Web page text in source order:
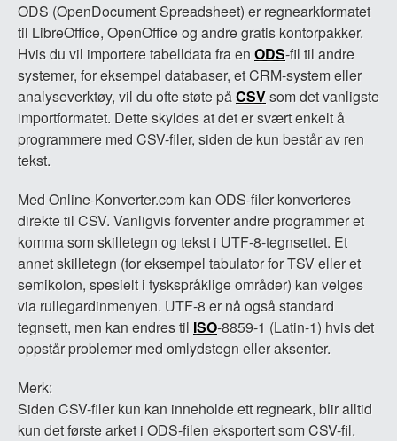
ODS (OpenDocument Spreadsheet) er regnearkformatet
til LibreOffice, OpenOffice og andre gratis kontorpakker.
Hvis du vil importere tabelldata fra en ODS-fil til andre
systemer, for eksempel databaser, et CRM-system eller
analyseverktøy, vil du ofte støte påCSVsom det vanligste
importformatet. Dette skyldes at det er svært enkelt å
programmere med CSV-filer, siden de kun består av ren
tekst.
Med Online-Konverter.com kan ODS-filer konverteres
direkte til CSV. Vanligvis forventer andre programmer et
komma som skilletegn og tekst i UTF-8-tegnsettet. Et
annet skilletegn (for eksempel tabulator for TSV eller et
semikolon, spesielt i tyskspråklige områder) kan velges
via rullegardinmenyen. UTF-8 er nå også standard
tegnsett, men kan endres til ISO-8859-1 (Latin-1) hvis det
oppstår problemer med omlydstegn eller aksenter.
Merk:
Siden CSV-filer kun kan inneholde ett regneark, blir alltid
kun det første arket i ODS-filen eksportert som CSV-fil.